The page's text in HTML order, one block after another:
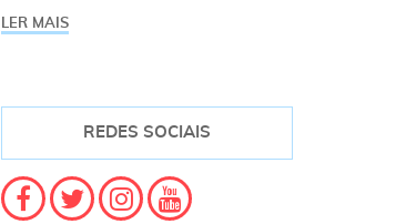
LER MAIS
REDES SOCIAIS